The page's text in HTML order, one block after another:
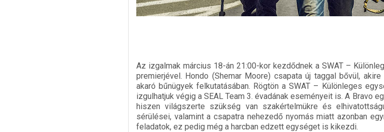
Az izgalmak március 18-án 21:00-kor kezdődnek a SWAT –
premierjével. Hondo (Shemar Moore) csapata új taggal bővül,
akaró bűnügyek felkutatásában. Rögtön a SWAT – Különleges
izgulhatjuk végig a SEAL Team 3. évadának eseményeit is. A Bravo
hiszen világszerte szükség van szakértelmükre és
sérülései, valamint a csapatra nehezedő nyomás miatt azonban
feladatok, ez pedig még a harcban edzett egységet is kikezdi.